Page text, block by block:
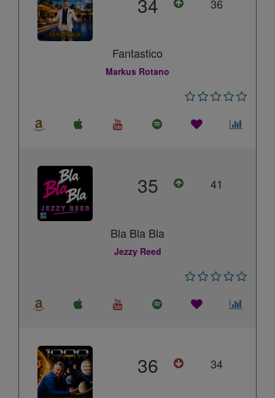
36
Fantastico
Markus Rotano
35 41
Bla Bla Bla
Jezzy Reed
36 34